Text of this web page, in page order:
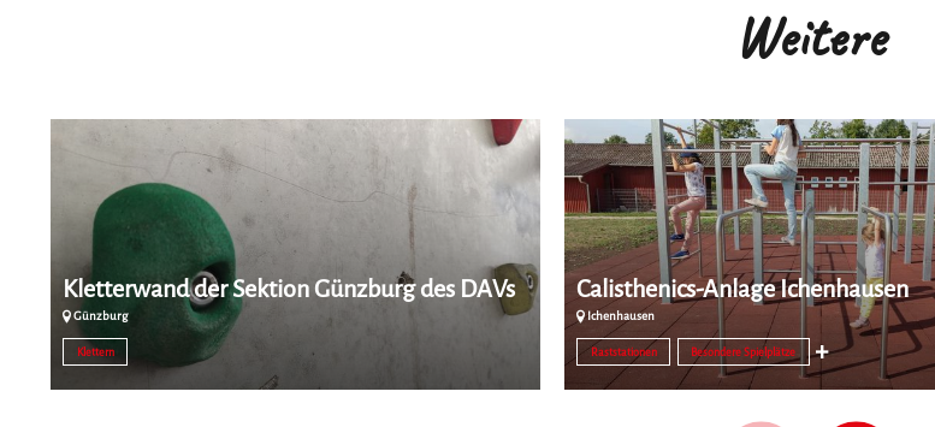
Weitere
Kletterwand der Sektion Günzburg des DAVs
Günzburg
Klettern
Calisthenics-Anlage Ichenhausen
Ichenhausen
Raststationen Besondere Spielplätze